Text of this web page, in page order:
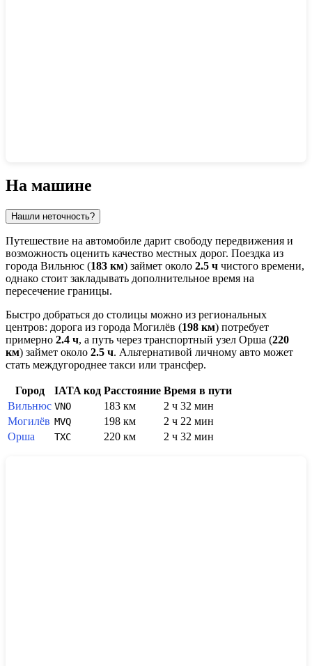
На машине
Нашли неточность?
Путешествие на автомобиле дарит свободу передвижения и
возможность оценить качество местных дорог. Поездка из
города Вильнюс (183 км) займет около 2.5 ч чистого времени,
однако стоит закладывать дополнительное время на
пересечение границы.
Быстро добраться до столицы можно из региональных
центров: дорога из города Могилёв (198 км) потребует
примерно 2.4 ч, а путь через транспортный узел Орша (220
км) займет около 2.5 ч. Альтернативой личному авто может
стать междугороднее такси или трансфер.
Город IATA код Расстояние Время в пути
Вильнюс VNO 183 км
2 ч 32 мин
Могилёв MVQ 198 км
2 ч 22 мин
Орша
TXC 220 км 2 ч 32 мин